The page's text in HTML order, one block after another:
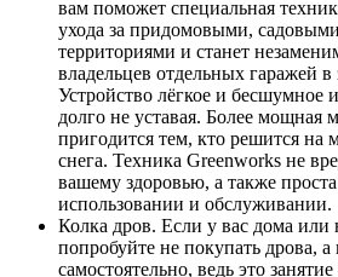
вам поможет специальная
ухода за придомовыми,
территориями и станет
владельцев отдельных гаражей
Устройство лёгкое и бесшумное
долго не уставая. Более
пригодится тем, кто решится на
снега. Техника Greenworks не
вашему здоровью, а также
использовании и обслуживании.
Колка дров. Если у вас дома или
попробуйте не покупать дрова, а
самостоятельно, ведь это